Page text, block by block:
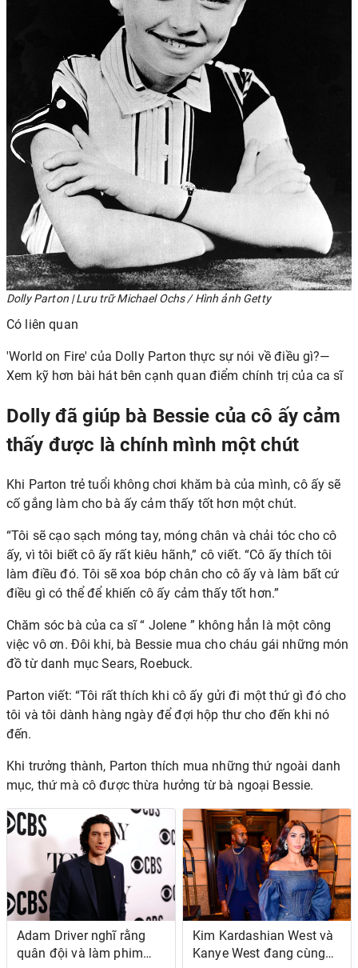
Dolly Parton | Lưu trữ Michael Ochs / Hình ảnh Getty
Có liên quan
'World on Fire' của Dolly Parton thực sự nói về điều gì?—
Xem kỹ hơn bài hát bên cạnh quan điểm chính trị của ca sĩ
Dolly đã giúp bà Bessie của cô ấy cảm
thấy được là chính mình một chút
Khi Parton trẻ tuổi không chơi khăm bà của mình, cô ấy sẽ
cố gắng làm cho bà ấy cảm thấy tốt hơn một chút.
“Tôi sẽ cạo sạch móng tay, móng chân và chải tóc cho cô
ấy, vì tôi biết cô ấy rất kiêu hãnh,” cô viết. “Cô ấy thích tôi
làm điều đó. Tôi sẽ xoa bóp chân cho cô ấy và làm bất cứ
điều gì có thể để khiến cô ấy cảm thấy tốt hơn.”
Chăm sóc bà của ca sĩ “ Jolene ” không hẳn là một công
việc vô ơn. Đôi khi, bà Bessie mua cho cháu gái những món
đồ từ danh mục Sears, Roebuck.
Parton viết: “Tôi rất thích khi cô ấy gửi đi một thứ gì đó cho
tôi và tôi dành hàng ngày để đợi hộp thư cho đến khi nó
đến.
Khi trưởng thành, Parton thích mua những thứ ngoài danh
mục, thứ mà cô được thừa hưởng từ bà ngoại Bessie.
Adam Driver nghĩ rằng
quân đội và làm phim
Kim Kardashian West và
Kanye West đang cùng